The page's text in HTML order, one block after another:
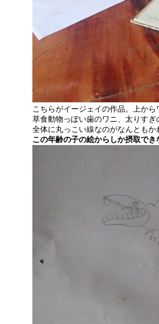
こちらがイージェイの作品。上か
草食動物っぽい歯のワニ、太りすぎ
全体に丸っこい線なのがなんともか
この年齢の子の絵からしか摂取でき